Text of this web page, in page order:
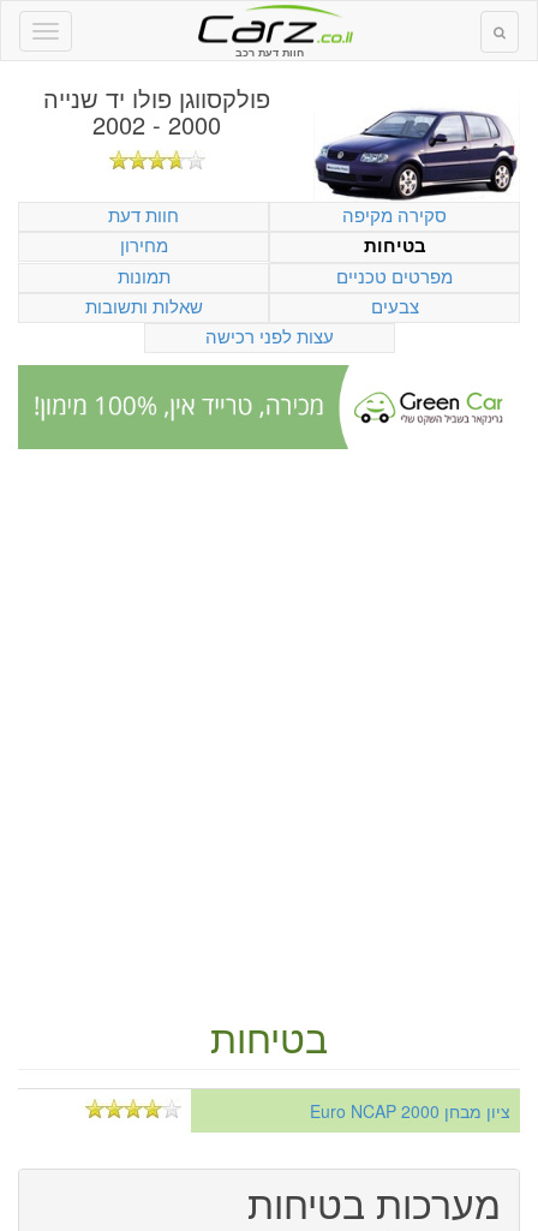
חוות דעת רכב
פולקסווגן פולו יד שנייה
2000 - 2002
סקירה מקיפה
חוות דעת
בטיחות
מחירון
מפרטים טכניים
תמונות
צבעים
שאלות ותשובות
עצות לפני רכישה
בטיחות
ציון מבחן Euro NCAP 2000
מערכות בטיחות